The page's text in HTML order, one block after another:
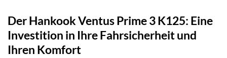
Der Hankook Ventus Prime 3 K125: Eine
Investition in Ihre Fahrsicherheit und
Ihren Komfort